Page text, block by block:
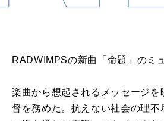
RADWIMPSの新曲「命題」のミ
楽曲から想起されるメッセージ
督を務めた。抗えない社会の理